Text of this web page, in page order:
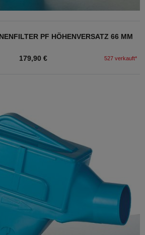
PF HÖHENVERSATZ 66 MM
179,90 € 527 verkauft*